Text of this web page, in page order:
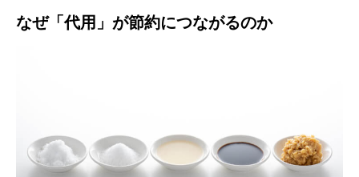
なぜ「代用」が節約につながるのか